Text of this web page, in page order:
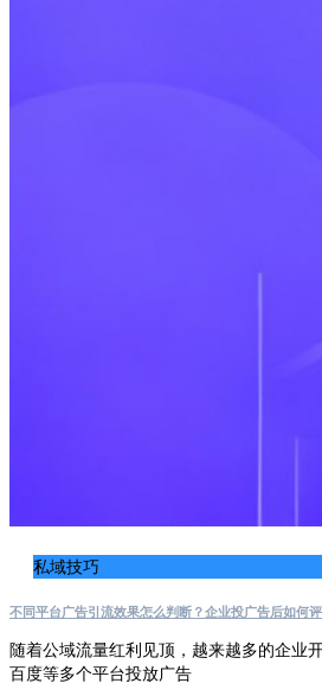
私域技巧
不同平台广告引流效果怎么判断？企业投广告后如何
随着公域流量红利见顶，越来越多的企业
百度等多个平台投放广告